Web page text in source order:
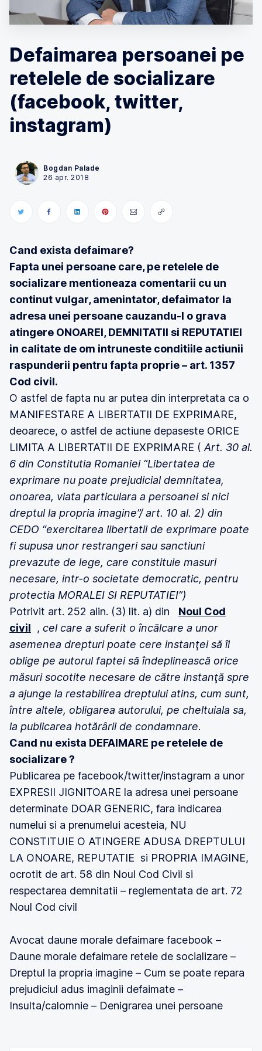
Defaimarea persoanei pe
retelele de socializare
(facebook, twitter,
instagram)
Bogdan Palade
26 apr. 2018
Cand exista defaimare?
Fapta unei persoane care, pe retelele de
socializare mentioneaza comentarii cu un
continut vulgar, amenintator, defaimator la
adresa unei persoane cauzandu-I o grava
atingere ONOAREI, DEMNITATII si REPUTATIEI
in calitate de om intruneste conditiile actiunii
raspunderii pentru fapta proprie – art. 1357
Cod civil.
O astfel de fapta nu ar putea din interpretata ca o
MANIFESTARE A LIBERTATII DE EXPRIMARE,
deoarece, o astfel de actiune depaseste ORICE
LIMITA A LIBERTATII DE EXPRIMARE ( Art. 30 al.
6 din Constitutia Romaniei “Libertatea de
exprimare nu poate prejudicial demnitatea,
onoarea, viata particulara a persoanei si nici
dreptul la propria imagine”/ art. 10 al. 2) din
CEDO “exercitarea libertatii de exprimare poate
fi supusa unor restrangeri sau sanctiuni
prevazute de lege, care constituie masuri
necesare, intr-o societate democratic, pentru
protectia MORALEI SI REPUTATIEI”)
Potrivit art. 252 alin. (3) lit. a) din
Noul Cod
civil
, cel care a suferit o încălcare a unor
asemenea drepturi poate cere instanţei să îl
oblige pe autorul faptei să îndeplinească orice
măsuri socotite necesare de către instanţă spre
a ajunge la restabilirea dreptului atins, cum sunt,
între altele, obligarea autorului, pe cheltuiala sa,
la publicarea hotărârii de condamnare.
Cand nu exista DEFAIMARE pe retelele de
socializare ?
Publicarea pe facebook/twitter/instagram a unor
EXPRESII JIGNITOARE la adresa unei persoane
determinate DOAR GENERIC, fara indicarea
numelui si a prenumelui acesteia, NU
CONSTITUIE O ATINGERE ADUSA DREPTULUI
LA ONOARE, REPUTATIE si PROPRIA IMAGINE,
ocrotit de art. 58 din Noul Cod Civil si
respectarea demnitatii – reglementata de art. 72
Noul Cod civil
Avocat daune morale defaimare facebook –
Daune morale defaimare retele de socializare –
Dreptul la propria imagine – Cum se poate repara
prejudiciul adus imaginii defaimate –
Insulta/calomnie – Denigrarea unei persoane